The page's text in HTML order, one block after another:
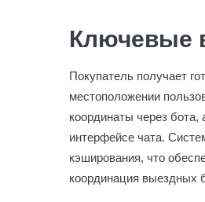
Ключевые
Покупатель получает
местоположении
координаты через
интерфейсе чата.
кэширования, что
координация выездных